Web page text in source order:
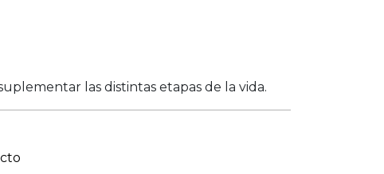
las distintas etapas de la vida.